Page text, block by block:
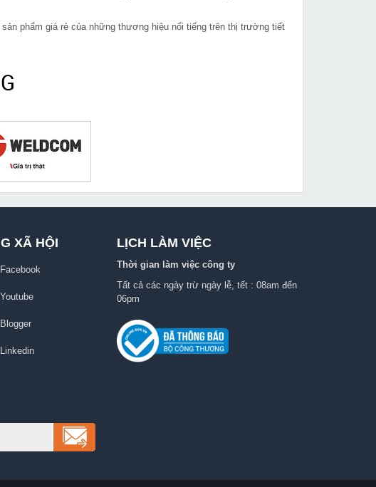
phẩm giá rẻ của những thương hiệu nổi tiếng trên thị trường tiết
XÃ HỘI LỊCH LÀM VIỆC
Thời gian làm việc công ty
Tất cả các ngày trừ ngày lễ, tết : 08am đến
06pm